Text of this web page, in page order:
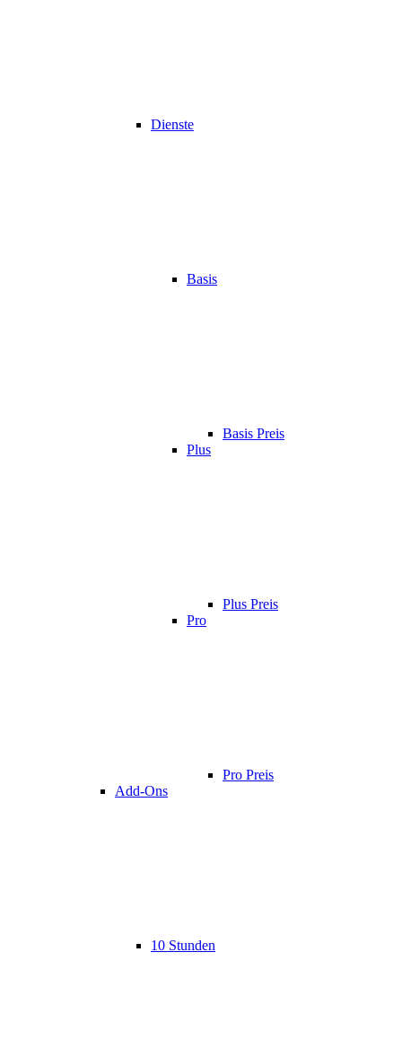
Dienste
Basis
Basis Preis
Plus
Plus Preis
Pro
Pro Preis
Add-Ons
10 Stunden